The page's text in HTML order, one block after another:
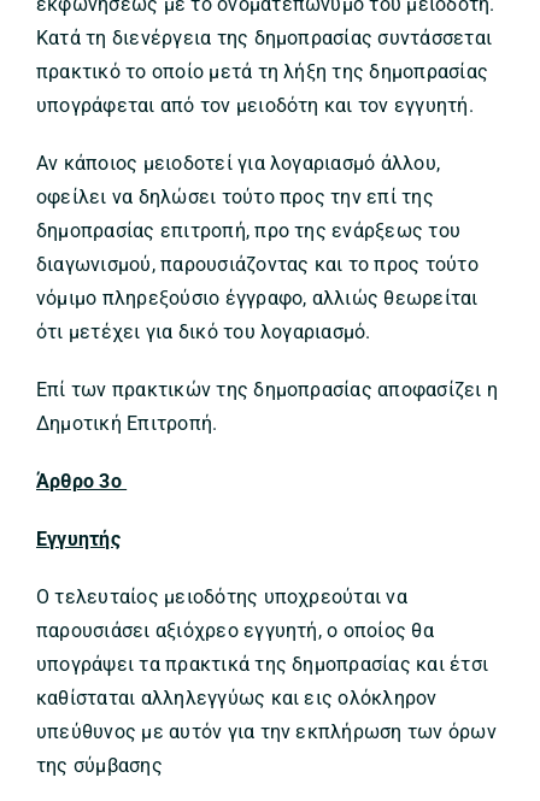
Κατά τη διενέργεια της δημοπρασίας συντάσσεται
πρακτικό το οποίο μετά τη λήξη της δημοπρασίας
υπογράφεται από τον μειοδότη και τον εγγυητή.
Αν κάποιος μειοδοτεί για λογαριασμό άλλου,
οφείλει να δηλώσει τούτο προς την επί της
δημοπρασίας επιτροπή, προ της ενάρξεως του
διαγωνισμού, παρουσιάζοντας και το προς τούτο
νόμιμο πληρεξούσιο έγγραφο, αλλιώς θεωρείται
ότι μετέχει για δικό του λογαριασμό.
Επί των πρακτικών της δημοπρασίας αποφασίζει η
Δημοτική Επιτροπή.
Άρθρο 3ο
Εγγυητής
Ο τελευταίος μειοδότης υποχρεούται να
παρουσιάσει αξιόχρεο εγγυητή, ο οποίος θα
υπογράψει τα πρακτικά της δημοπρασίας και έτσι
καθίσταται αλληλεγγύως και εις ολόκληρον
υπεύθυνος με αυτόν για την εκπλήρωση των όρων
της σύμβασης